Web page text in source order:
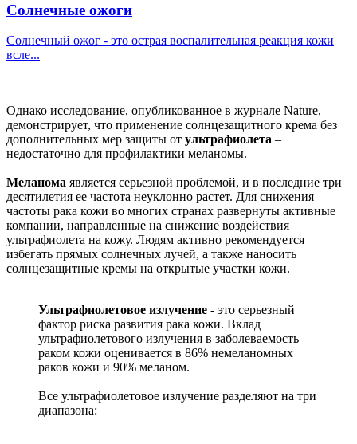
Солнечные ожоги
Солнечный ожог - это острая воспалительная реакция кожи
всле...
Однако исследование, опубликованное в журнале Nature,
демонстрирует, что применение солнцезащитного крема без
дополнительных мер защиты от ультрафиолета –
недостаточно для профилактики меланомы.
Меланома является серьезной проблемой, и в последние три
десятилетия ее частота неуклонно растет. Для снижения
частоты рака кожи во многих странах развернуты активные
компании, направленные на снижение воздействия
ультрафиолета на кожу. Людям активно рекомендуется
избегать прямых солнечных лучей, а также наносить
солнцезащитные кремы на открытые участки кожи.
Ультрафиолетовое излучение - это серьезный
фактор риска развития рака кожи. Вклад
ультрафиолетового излучения в заболеваемость
раком кожи оценивается в 86% немеланомных
раков кожи и 90% меланом.
Все ультрафиолетовое излучение разделяют на три
диапазона: